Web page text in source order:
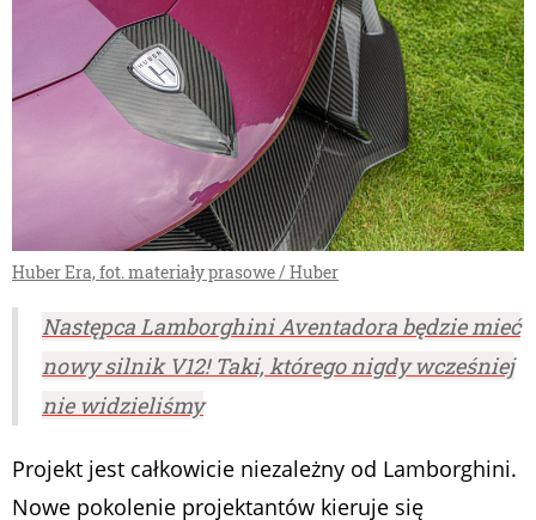
Huber Era, fot. materiały prasowe / Huber
Następca Lamborghini Aventadora będzie mieć
nowy silnik V12! Taki, którego nigdy wcześniej
nie widzieliśmy
Projekt jest całkowicie niezależny od Lamborghini.
Nowe pokolenie projektantów kieruje się